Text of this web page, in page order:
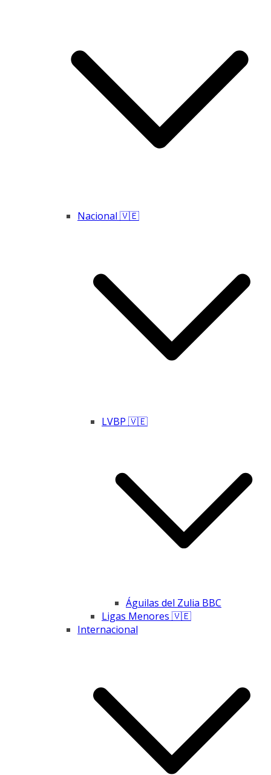
Nacional 🇻🇪
LVBP 🇻🇪
Águilas del Zulia BBC
Ligas Menores 🇻🇪
Internacional